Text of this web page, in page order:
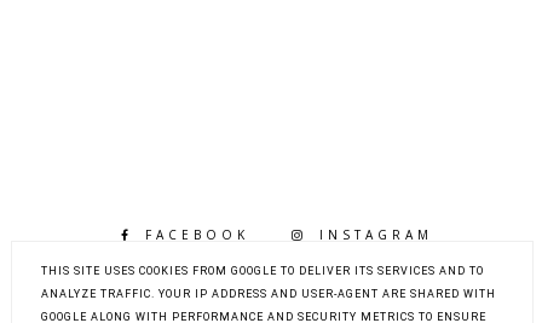
FACEBOOK INSTAGRAM
BLOGLOVIN
THIS SITE USES COOKIES FROM GOOGLE TO DELIVER ITS SERVICES AND TO
ANALYZE TRAFFIC. YOUR IP ADDRESS AND USER-AGENT ARE SHARED WITH
GOOGLE ALONG WITH PERFORMANCE AND SECURITY METRICS TO ENSURE